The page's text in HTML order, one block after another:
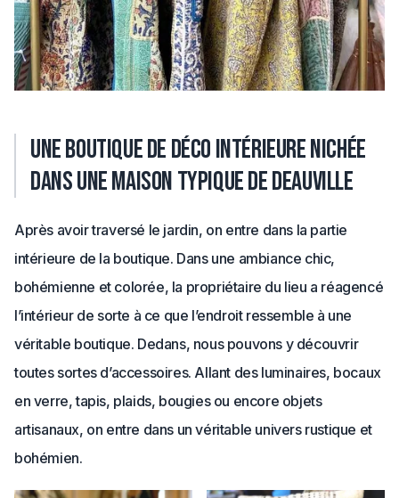
Une boutique de déco intérieure nichée
dans une maison typique de Deauville
Après avoir traversé le jardin, on entre dans la partie
intérieure de la boutique. Dans une ambiance chic,
bohémienne et colorée, la propriétaire du lieu a réagencé
l’intérieur de sorte à ce que l’endroit ressemble à une
véritable boutique. Dedans, nous pouvons y découvrir
toutes sortes d’accessoires. Allant des luminaires, bocaux
en verre, tapis, plaids, bougies ou encore objets
artisanaux, on entre dans un véritable univers rustique et
bohémien.